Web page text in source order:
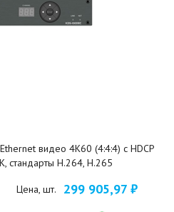
видео 4K60 (4:4:4) с HDCP
стандарты H.264, H.265
Цена, шт. 299 905,97 ₽